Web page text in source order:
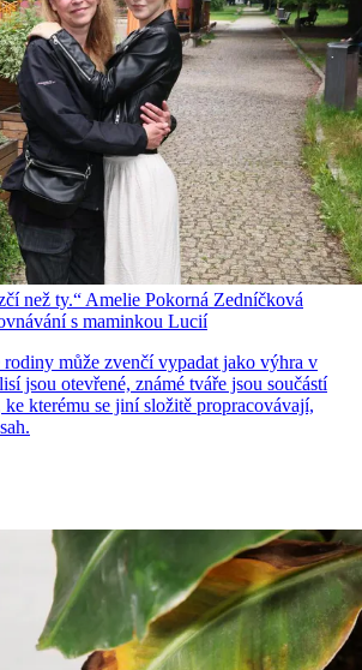
než ty.“ Amelie Pokorná Zedníčková
s maminkou Lucií
rodiny může zvenčí vypadat jako výhra v
jsou otevřené, známé tváře jsou součástí
ke kterému se jiní složitě propracovávají,